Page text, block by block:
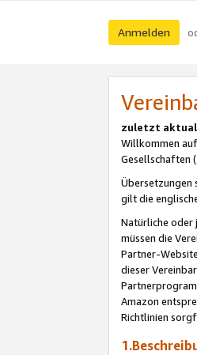
Anmelden
zuletzt
Willkommen
Gesellschaften
Übersetzungen
gilt die
Natürliche oder
müssen die
Partner-
dieser
Amazon
Richtlinien